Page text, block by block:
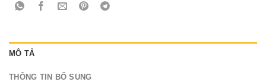
MÔ TẢ
THÔNG TIN BỔ SUNG